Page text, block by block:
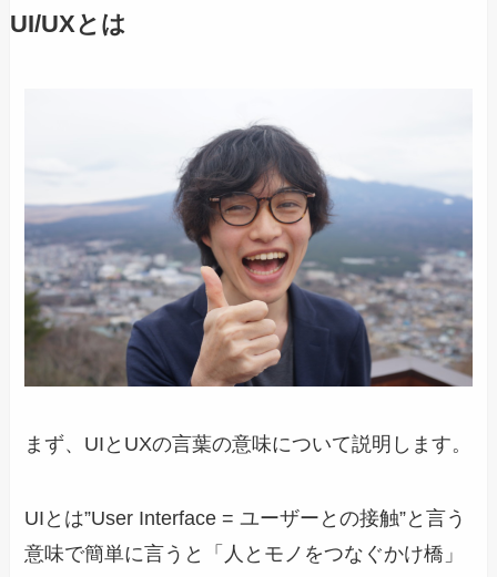
UI/UXとは
まず、UIとUXの言葉の意味について説明します。
UIとは”User Interface = ユーザーとの接触”と言う
意味で簡単に言うと「人とモノをつなぐかけ橋」